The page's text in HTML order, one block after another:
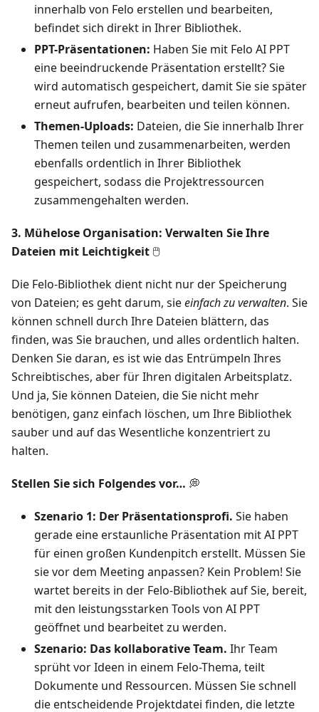
innerhalb von Felo erstellen und bearbeiten,
befindet sich direkt in Ihrer Bibliothek.
PPT-Präsentationen: Haben Sie mit Felo AI PPT
eine beeindruckende Präsentation erstellt? Sie
wird automatisch gespeichert, damit Sie sie später
erneut aufrufen, bearbeiten und teilen können.
Themen-Uploads: Dateien, die Sie innerhalb Ihrer
Themen teilen und zusammenarbeiten, werden
ebenfalls ordentlich in Ihrer Bibliothek
gespeichert, sodass die Projektressourcen
zusammengehalten werden.
3. Mühelose Organisation: Verwalten Sie Ihre
Dateien mit Leichtigkeit🖱️
Die Felo-Bibliothek dient nicht nur der Speicherung
von Dateien; es geht darum, sieeinfach zu verwalten. Sie
können schnell durch Ihre Dateien blättern, das
finden, was Sie brauchen, und alles ordentlich halten.
Denken Sie daran, es ist wie das Entrümpeln Ihres
Schreibtisches, aber für Ihren digitalen Arbeitsplatz.
Und ja, Sie können Dateien, die Sie nicht mehr
benötigen, ganz einfach löschen, um Ihre Bibliothek
sauber und auf das Wesentliche konzentriert zu
halten.
Stellen Sie sich Folgendes vor… 💭
Szenario 1: Der Präsentationsprofi. Sie haben
gerade eine erstaunliche Präsentation mit AI PPT
für einen großen Kundenpitch erstellt. Müssen Sie
sie vor dem Meeting anpassen? Kein Problem! Sie
wartet bereits in der Felo-Bibliothek auf Sie, bereit,
mit den leistungsstarken Tools von AI PPT
geöffnet und bearbeitet zu werden.
Szenario: Das kollaborative Team. Ihr Team
sprüht vor Ideen in einem Felo-Thema, teilt
Dokumente und Ressourcen. Müssen Sie schnell
die entscheidende Projektdatei finden, die letzte